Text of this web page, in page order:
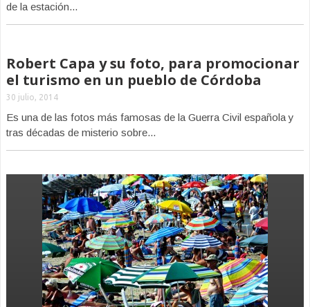
de la estación...
Robert Capa y su foto, para promocionar
el turismo en un pueblo de Córdoba
30 julio, 2014
Es una de las fotos más famosas de la Guerra Civil española y
tras décadas de misterio sobre...